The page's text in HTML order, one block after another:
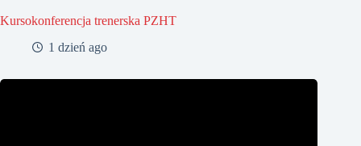
Kursokonferencja trenerska PZHT
1 dzień ago